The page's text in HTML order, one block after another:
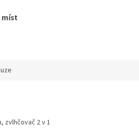
míst
zvlhčovač 2 v 1